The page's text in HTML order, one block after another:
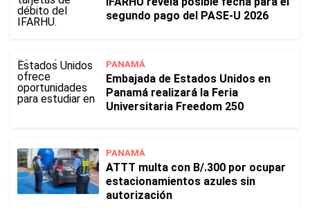
segundo pago del PASE-U 2026
PANAMÁ
Embajada de Estados Unidos en
Panamá realizará la Feria
Universitaria Freedom 250
PANAMÁ
ATTT multa con B/.300 por ocupar
estacionamientos azules sin
autorización